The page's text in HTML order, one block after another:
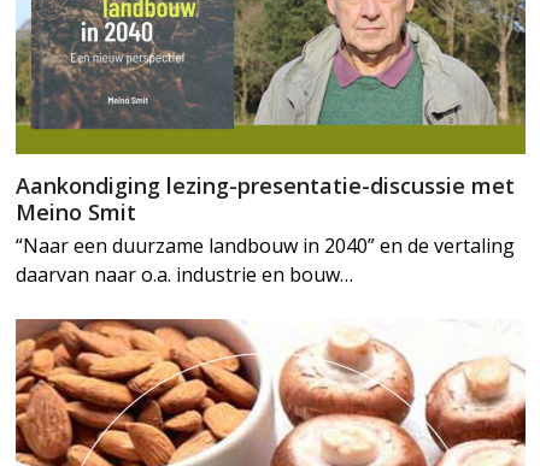
Aankondiging lezing-presentatie-discussie met
Meino Smit
“Naar een duurzame landbouw in 2040” en de vertaling
daarvan naar o.a. industrie en bouw…